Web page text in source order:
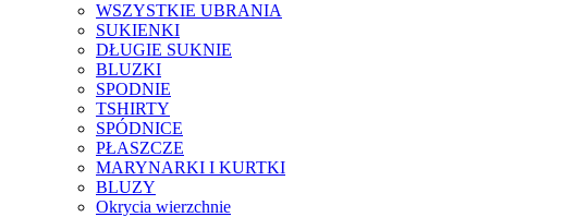
WSZYSTKIE UBRANIA
SUKIENKI
DŁUGIE SUKNIE
BLUZKI
SPODNIE
TSHIRTY
SPÓDNICE
PŁASZCZE
MARYNARKI I KURTKI
BLUZY
Okrycia wierzchnie